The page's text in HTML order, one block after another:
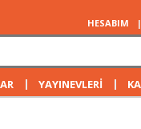
HESABIM |
| YAYINEVLERİ |